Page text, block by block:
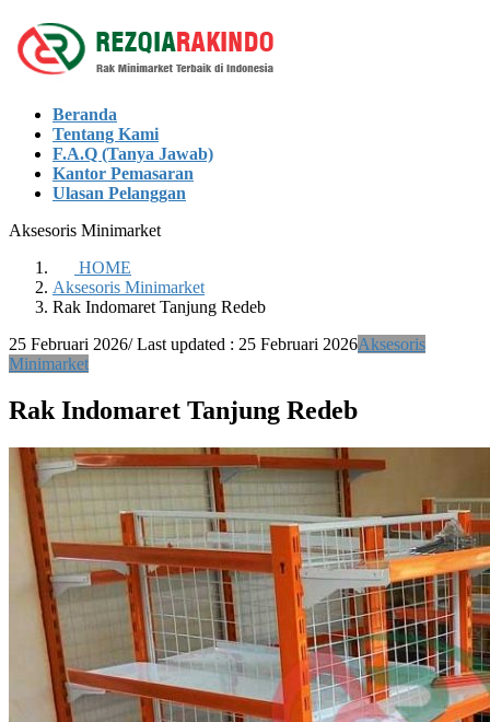
Skip
to
the
Skip
to
the
Beranda
Tentang Kami
F.A.Q (Tanya Jawab)
Kantor Pemasaran
Ulasan Pelanggan
Aksesoris Minimarket
HOME
Aksesoris Minimarket
Rak Indomaret Tanjung Redeb
25 Februari 2026/ Last updated : 25 Februari 2026Aksesoris
Minimarket
Rak Indomaret Tanjung Redeb